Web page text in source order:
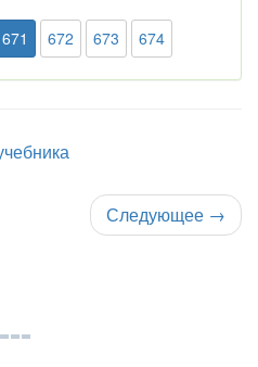
671 672 673 674
Следующее →